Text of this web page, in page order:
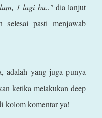
1 lagi bu.." dia lanjut
selesai pasti menjawab
adalah yang juga punya
ketika melakukan deep
kolom komentar ya!